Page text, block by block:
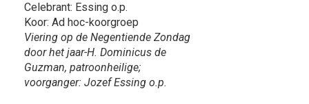
Celebrant: Essing o.p.
Koor: Ad hoc-koorgroep
Viering op de Negentiende Zondag
door het jaar-H. Dominicus de
Guzman, patroonheilige;
voorganger: Jozef Essing o.p.